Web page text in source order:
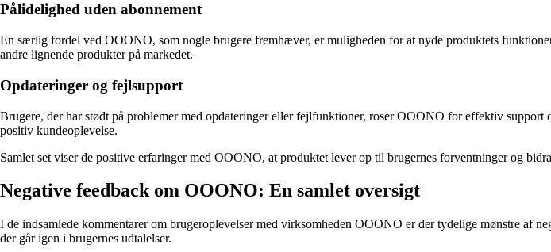
Pålidelighed uden abonnement
En særlig fordel ved OOONO, som nogle brugere fremhæver, er muligheden for at nyde produktets
andre lignende produkter på markedet.
Opdateringer og fejlsupport
Brugere, der har stødt på problemer med opdateringer eller fejlfunktioner, roser OOONO for effektiv
positiv kundeoplevelse.
Samlet set viser de positive erfaringer med OOONO, at produktet lever op til brugernes forventninger og
Negative feedback om OOONO: En samlet oversigt
I de indsamlede kommentarer om brugeroplevelser med virksomheden OOONO er der tydelige mønstre af
der går igen i brugernes udtalelser.